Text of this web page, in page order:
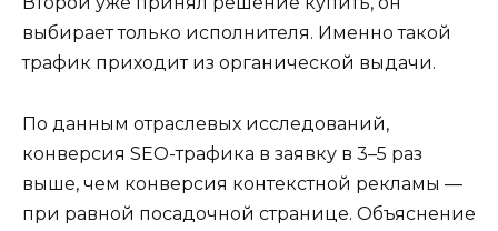
выбирает только исполнителя. Именно такой
трафик приходит из органической выдачи.
По данным отраслевых исследований,
конверсия SEO-трафика в заявку в 3–5 раз
выше, чем конверсия контекстной рекламы —
при равной посадочной странице. Объяснение